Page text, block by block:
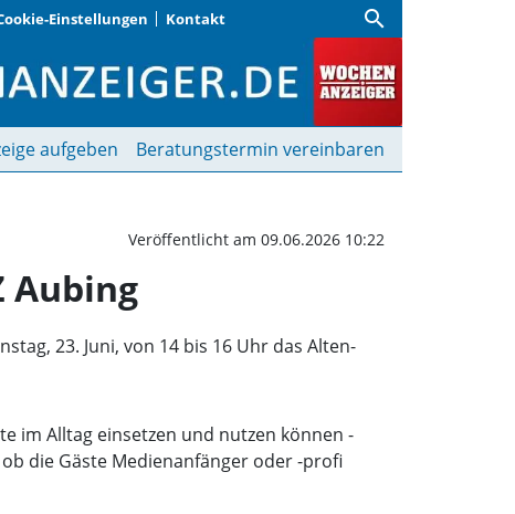
Einstellungen Kontakt search
Medienstammtisch im
aufgeben Beratungstermin vereinbaren
Veröffentlicht am 09.06.2026 10:22
Aubing
23. Juni, von 14 bis 16 Uhr das Alten-
im Alltag einsetzen und nutzen können -
die Gäste Medienanfänger oder -profi